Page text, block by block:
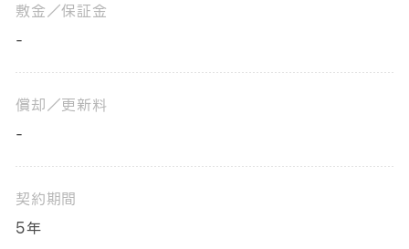
敷金／保証金
-
償却／更新料
-
契約期間
5年